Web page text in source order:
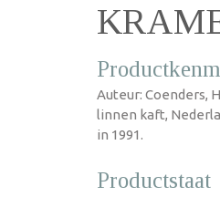
Auteur: Coenders,
linnen kaft,
in 1991.
Productstaat